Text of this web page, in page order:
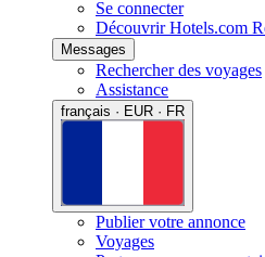
Se connecter
Découvrir Hotels.com
Messages
Rechercher des voyages
Assistance
français · EUR · FR
Publier votre annonce
Voyages